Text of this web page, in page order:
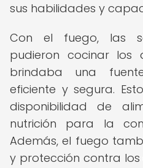
sus habilidades y
Con el fuego, las
pudieron cocinar los
brindaba una
eficiente y segura.
disponibilidad de
nutrición para la
Además, el fuego
y protección contra